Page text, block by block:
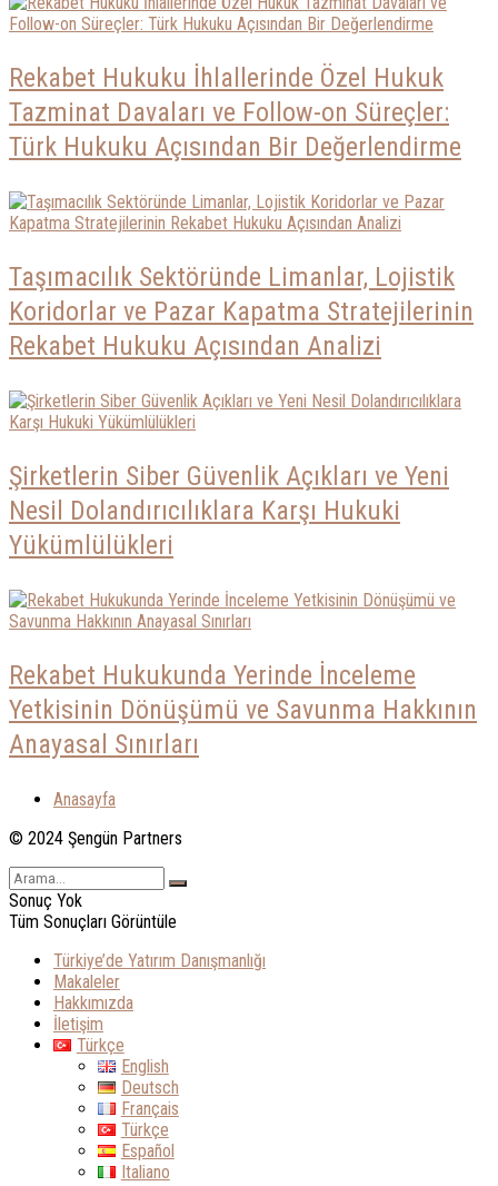
Rekabet Hukuku İhlallerinde Özel Hukuk
Tazminat Davaları ve Follow-on Süreçler:
Türk Hukuku Açısından Bir Değerlendirme
Taşımacılık Sektöründe Limanlar, Lojistik
Koridorlar ve Pazar Kapatma Stratejilerinin
Rekabet Hukuku Açısından Analizi
Şirketlerin Siber Güvenlik Açıkları ve Yeni
Nesil Dolandırıcılıklara Karşı Hukuki
Yükümlülükleri
Rekabet Hukukunda Yerinde İnceleme
Yetkisinin Dönüşümü ve Savunma Hakkının
Anayasal Sınırları
Anasayfa
© 2024 Şengün Partners
Sonuç Yok
Tüm Sonuçları Görüntüle
Türkiye’de Yatırım Danışmanlığı
Makaleler
Hakkımızda
İletişim
Türkçe
English
Deutsch
Français
Türkçe
Español
Italiano